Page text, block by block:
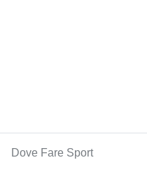
Dove Fare Sport